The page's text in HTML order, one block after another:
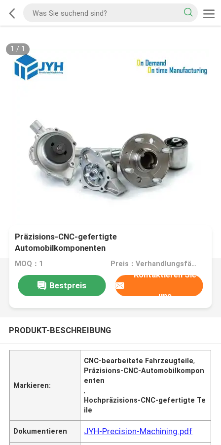
1 / 1
Präzisions-CNC-gefertigte
Automobilkomponenten
MOQ：1 Preis：Verhandlungsfähig
Bestpreis
Kontaktieren Sie
uns
PRODUKT-BESCHREIBUNG
Markieren:
CNC-bearbeitete Fahrzeugteile,
Präzisions-CNC-Automobilkompon
enten
,
Hochpräzisions-CNC-gefertigte Te
ile
Dokumentieren JYH-Precision-Machining.pdf